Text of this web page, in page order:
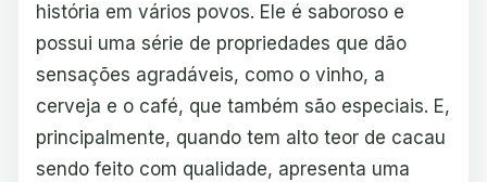
história em vários povos. Ele é saboroso e
possui uma série de propriedades que dão
sensações agradáveis, como o vinho, a
cerveja e o café, que também são especiais. E,
principalmente, quando tem alto teor de cacau
sendo feito com qualidade, apresenta uma